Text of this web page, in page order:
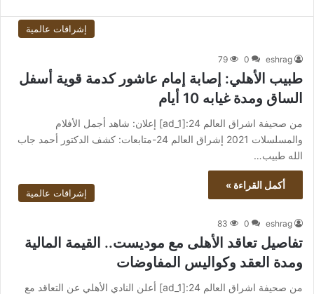
إشراقات عالمية
eshrag
0
79
طبيب الأهلي: إصابة إمام عاشور كدمة قوية أسفل
الساق ومدة غيابه 10 أيام
من صحيفة اشراق العالم 24:[ad_1] إعلان: شاهد أجمل الأفلام
والمسلسلات 2021 إشراق العالم 24-متابعات: كشف الدكتور أحمد جاب
الله طبيب…
أكمل القراءة »
إشراقات عالمية
eshrag
0
83
تفاصيل تعاقد الأهلى مع موديست.. القيمة المالية
ومدة العقد وكواليس المفاوضات
من صحيفة اشراق العالم 24:[ad_1] أعلن النادي الأهلي عن التعاقد مع